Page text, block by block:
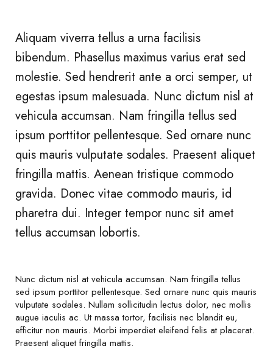
Aliquam viverra tellus a urna facilisis
bibendum. Phasellus maximus varius erat sed
molestie. Sed hendrerit ante a orci semper, ut
egestas ipsum malesuada. Nunc dictum nisl at
vehicula accumsan. Nam fringilla tellus sed
ipsum porttitor pellentesque. Sed ornare nunc
quis mauris vulputate sodales. Praesent aliquet
fringilla mattis. Aenean tristique commodo
gravida. Donec vitae commodo mauris, id
pharetra dui. Integer tempor nunc sit amet
tellus accumsan lobortis.
Nunc dictum nisl at vehicula accumsan. Nam fringilla tellus
sed ipsum porttitor pellentesque. Sed ornare nunc quis mauris
vulputate sodales. Nullam sollicitudin lectus dolor, nec mollis
augue iaculis ac. Ut massa tortor, facilisis nec blandit eu,
efficitur non mauris. Morbi imperdiet eleifend felis at placerat.
Praesent aliquet fringilla mattis.